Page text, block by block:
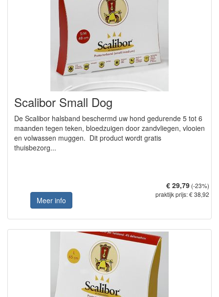
Scalibor Small Dog
De Scalibor halsband beschermd uw hond gedurende 5 tot 6
maanden tegen teken, bloedzuigen door zandvliegen, vlooien
en volwassen muggen. Dit product wordt gratis
thuisbezorg...
Meer info
€ 29,79 (-23%)
praktijk prijs: € 38,92